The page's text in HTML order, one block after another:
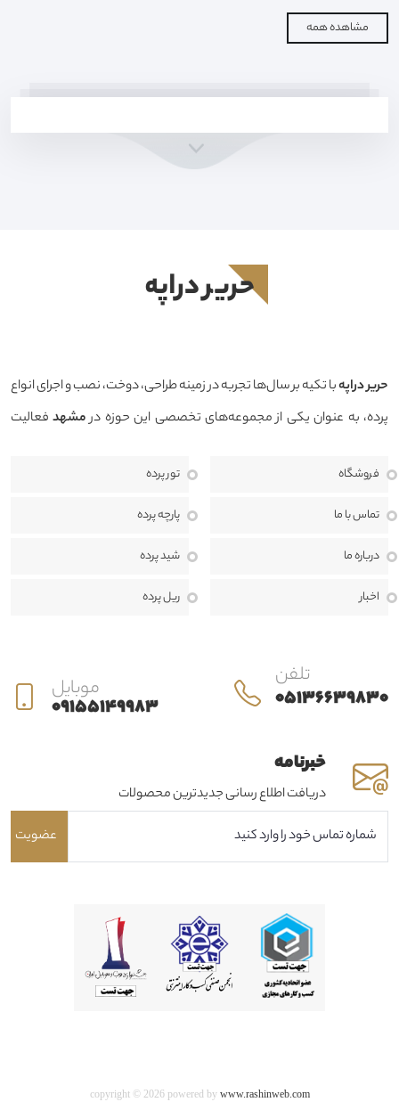
مشاهده همه
فروشگاه
تماس با ما
درباره ما
اخبار
تور پرده
پارچه پرده
شید پرده
ریل پرده
حرير دراپه
حرير دراپهبا تکیه بر سال‌ها تجربه در زمینه طراحی، دوخت، نصب و اجرای انواع
پرده، به عنوان یکی از مجموعه‌های تخصصی این حوزه درمشهد فعالیت
منزل، محل کار یا پروژه‌های تجاری برای مشتریان خود خلق کنیم.
انتخاب پرده تنها یک خرید ساده نیست، بلکه بخشی مهم از طراحی داخلی و
تا اندازه‌گیری، طراحی، دوخت، نصب و خدمات پس از فروش، در کنار مشتریان
خبرنامه
دریافت اطلاع رسانی جدیدترین محصولات
تلفن
05136639830 موبایل
09155149983
عضویت
copyright © 2026 powered by www.rashinweb.com